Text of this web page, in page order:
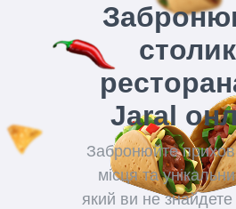
Jaral
Забронюйте
місця та
який ви не